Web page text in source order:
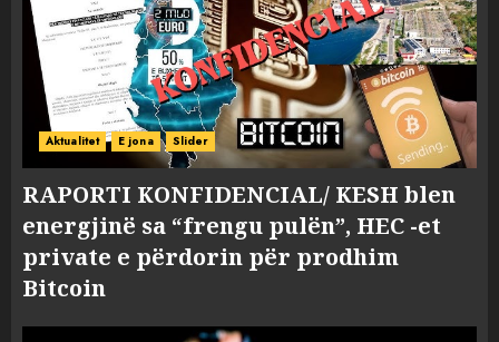
Aktualitet E jona Slider
RAPORTI KONFIDENCIAL/ KESH blen
energjinë sa “frengu pulën”, HEC -et
private e përdorin për prodhim
Bitcoin